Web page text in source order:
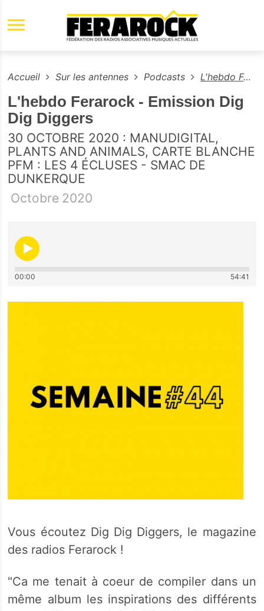
Aller au contenu principal
Accueil Sur les antennes Podcasts L'hebdo Ferarock - Emission Dig Dig Diggers
L'hebdo Ferarock - Emission Dig
Dig Diggers
30 OCTOBRE 2020 : MANUDIGITAL,
PLANTS AND ANIMALS, CARTE BLANCHE
PFM : LES 4 ÉCLUSES - SMAC DE
DUNKERQUE
Octobre 2020
00:00 54:41
Vous écoutez Dig Dig Diggers, le magazine
des radios Ferarock !
"Ca me tenait à coeur de compiler dans un
même album les inspirations des différents